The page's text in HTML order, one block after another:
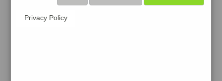
Privacy Policy